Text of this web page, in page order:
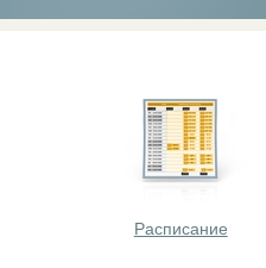
Расписание